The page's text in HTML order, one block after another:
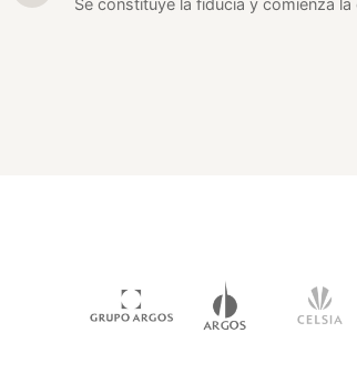
Se constituye la fiducia y comienza